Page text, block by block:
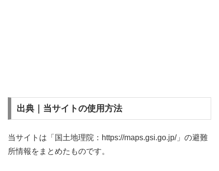
出典｜当サイトの使用方法
当サイトは「国土地理院：https://maps.gsi.go.jp/」の避難
所情報をまとめたものです。